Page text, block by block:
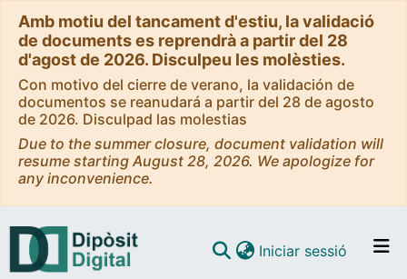
Amb motiu del tancament d'estiu, la validació
de documents es reprendrà a partir del 28
d'agost de 2026. Disculpeu les molèsties.
Con motivo del cierre de verano, la validación de
documentos se reanudará a partir del 28 de agosto
de 2026. Disculpad las molestias
Due to the summer closure, document validation will
resume starting August 28, 2026. We apologize for
any inconvenience.
Iniciar sessió (current)